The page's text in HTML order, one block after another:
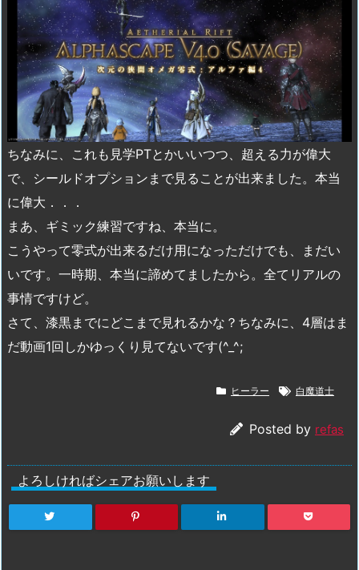
ちなみに、これも見学PTとかいいつつ、超える力が偉大
で、シールドオプションまで見ることが出来ました。本当
に偉大．．．
まあ、ギミック練習ですね、本当に。
こうやって零式が出来るだけ用になっただけでも、まだい
いです。一時期、本当に諦めてましたから。全てリアルの
事情ですけど。
さて、漆黒までにどこまで見れるかな？ちなみに、4層はま
だ動画1回しかゆっくり見てないです(^_^;
ヒーラー 白魔道士
Posted by refas
よろしければシェアお願いします